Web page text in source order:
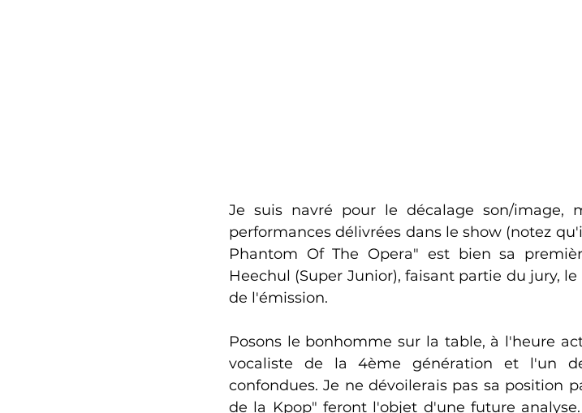
Je suis navré pour le décalage son/image,
performances délivrées dans le show (notez
Phantom Of The Opera" est bien sa
Heechul (Super Junior), faisant partie du jury,
de l'émission.
Posons le bonhomme sur la table, à l'heure
vocaliste de la 4ème génération et l'un
confondues. Je ne dévoilerais pas sa position
de la Kpop" feront l'objet d'une future